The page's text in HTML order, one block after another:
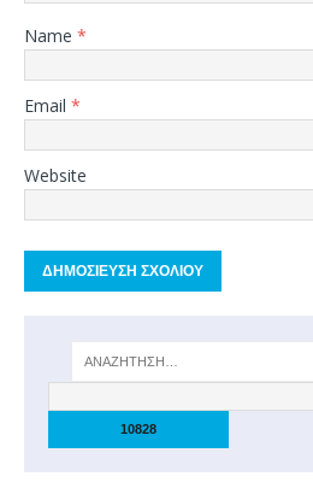
Name *
Email *
Website